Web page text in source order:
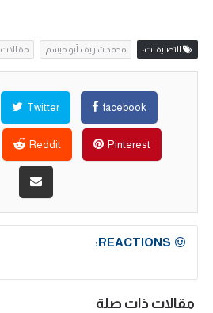
التصنيفات: محمد شريف أبو ميسم مقالات
facebook
Twitter
Pinterest
Reddit
REACTIONS:
مقالات ذات صلة